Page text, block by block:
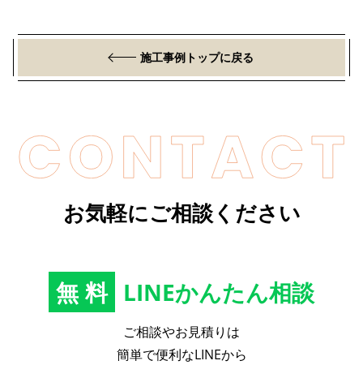
施工事例トップに戻る
お気軽にご相談ください
無料 LINEかんたん相談
ご相談やお見積りは
簡単で便利なLINEから